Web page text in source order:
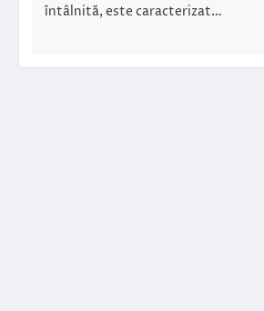
întâlnită, este caracterizat…